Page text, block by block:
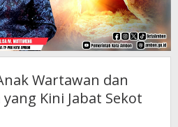
Wartawan dan
Kini Jabat Sekot